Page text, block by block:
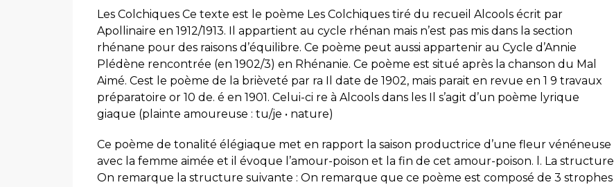
Les Colchiques Ce texte est le poème Les Colchiques tiré du recueil Alcools écrit par
Apollinaire en 1912/1913. Il appartient au cycle rhénan mais n’est pas mis dans la section
rhénane pour des raisons d’équilibre. Ce poème peut aussi appartenir au Cycle d’Annie
Plédène rencontrée (en 1902/3) en Rhénanie. Ce poème est situé après la chanson du Mal
Aimé. Cest le poème de la brièveté par ra Il date de 1902, mais parait en revue en 1 9 travaux
préparatoire or 10 de. é en 1901. Celui-ci re à Alcools dans les Il s’agit d’un poème lyrique
giaque (plainte amoureuse : tu/je • nature)
Ce poème de tonalité élégiaque met en rapport la saison productrice d’une fleur vénéneuse
avec la femme aimée et il évoque l’amour-poison et la fin de cet amour-poison. l. La structure
On remarque la structure suivante : On remarque que ce poème est composé de 3 strophes